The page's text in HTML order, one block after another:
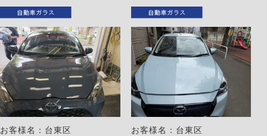
お客様名：台東区
お客様名：台東区